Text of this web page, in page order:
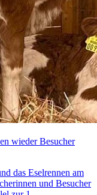
wieder Besucher
das Eselrennen am
und Besucher